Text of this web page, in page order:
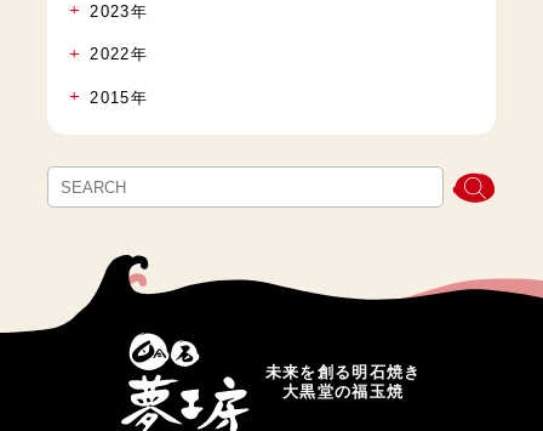
2023年
2022年
2015年
未来を創る明石焼き
大黒堂の福玉焼